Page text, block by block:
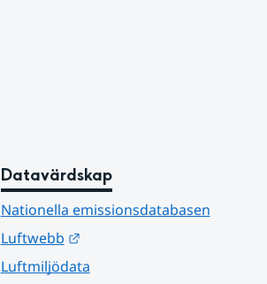
Datavärdskap
Nationella emissionsdatabasen
Luftwebb
Länk till annan webbplats.
Luftmiljödata